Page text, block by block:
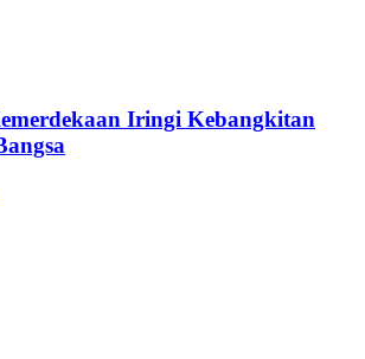
Iringi Kebangkitan